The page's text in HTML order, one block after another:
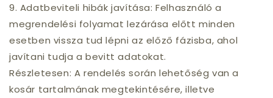
9. Adatbeviteli hibák javítása: Felhasználó a
megrendelési folyamat lezárása előtt minden
esetben vissza tud lépni az előző fázisba, ahol
javítani tudja a bevitt adatokat.
Részletesen: A rendelés során lehetőség van a
kosár tartalmának megtekintésére, illetve